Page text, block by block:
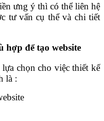
ưng ý thì có thể liên hệ
tư vấn cụ thể và chi tiết
hợp để tạo website
chọn cho việc thiết kế
là :